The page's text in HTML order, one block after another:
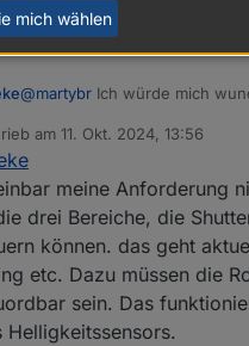
@martybr Ich würde mich
ja außen gemessen, wird
nichts mit den Räumen zu tun.
den richtigen Werten
doch laufen. Ich habe bis
Funktion vermisst und
wenigsten von den vielen die
Erfolg... :)
VG
Axel
am 11. Okt. 2024, 13:56
editiert von
meine Anforderung
drei Bereiche, die
können. das geht
etc. Dazu müssen die
sein. Das
Helligkeitssensors.
mich wählen